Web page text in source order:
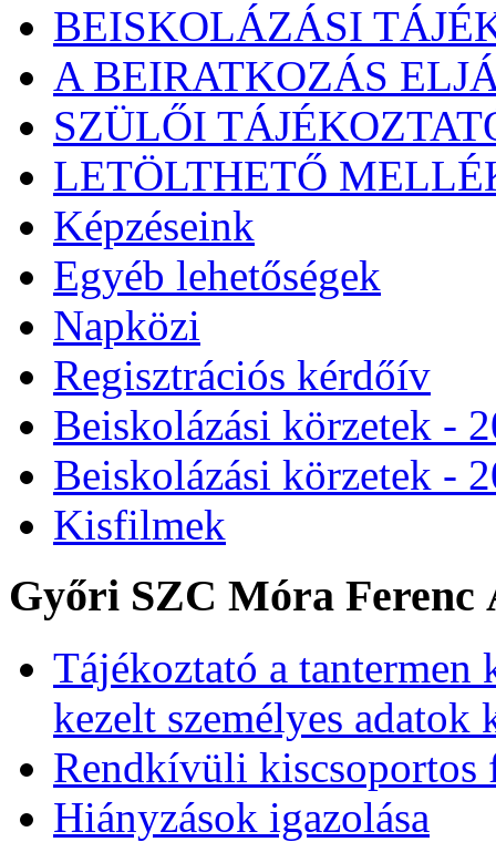
BEISKOLÁZÁSI
A BEIRATKOZÁS
SZÜLŐI
LETÖLTHETŐ
Képzéseink
Egyéb lehetőségek
Napközi
Regisztrációs kérdőív
Beiskolázási körzetek -
Beiskolázási körzetek -
Kisfilmek
Győri SZC Móra Ferenc
Tájékoztató a
kezelt személyes adatok
Rendkívüli kiscsoportos
Hiányzások igazolása